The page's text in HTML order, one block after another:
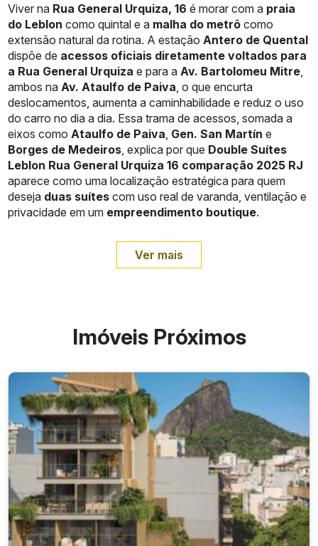
Viver na Rua General Urquiza, 16 é morar com a praia
do Leblon como quintal e a malha do metrô como
extensão natural da rotina. A estação Antero de Quental
dispõe de acessos oficiais diretamente voltados para
a Rua General Urquiza e para a Av. Bartolomeu Mitre
ambos na Av. Ataulfo de Paiva , o que encurta
deslocamentos, aumenta a caminhabilidade e reduz o uso
do carro no dia a dia. Essa trama de acessos, somada a
eixos como Ataulfo de Paiva Gen. San Martín e
Borges de Medeiros , explica por que Double Suítes
Leblon Rua General Urquiza 16 comparação 2025 RJ
aparece como uma localização estratégica para quem
deseja duas suítes com uso real de varanda, ventilação e
privacidade em um empreendimento boutique.
Ver mais
Imóveis Próximos